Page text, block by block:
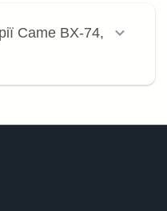
Came BX-74,